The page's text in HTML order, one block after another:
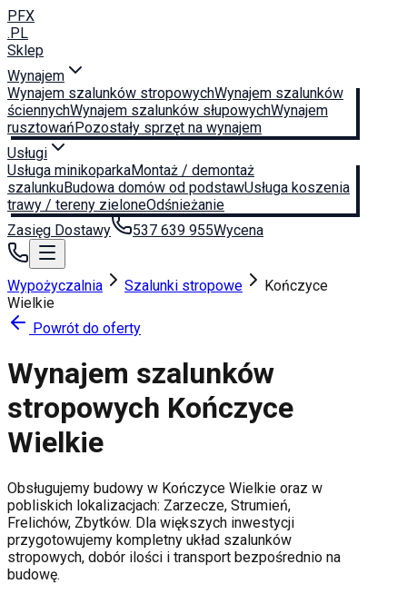
PFX
.PL
Sklep
Wynajem
Wynajem szalunków stropowychWynajem szalunków
ściennychWynajem szalunków słupowychWynajem
rusztowańPozostały sprzęt na wynajem
Usługi
Usługa minikoparkaMontaż / demontaż
szalunkuBudowa domów od podstawUsługa koszenia
trawy / tereny zieloneOdśnieżanie
Zasięg Dostawy
537 639 955Wycena
Wypożyczalnia Szalunki stropowe
Kończyce
Wielkie
Powrót do oferty
Wynajem szalunków
stropowych Kończyce
Wielkie
Obsługujemy budowy w Kończyce Wielkie oraz w
pobliskich lokalizacjach: Zarzecze, Strumień,
Frelichów, Zbytków. Dla większych inwestycji
przygotowujemy kompletny układ szalunków
stropowych, dobór ilości i transport bezpośrednio na
budowę.